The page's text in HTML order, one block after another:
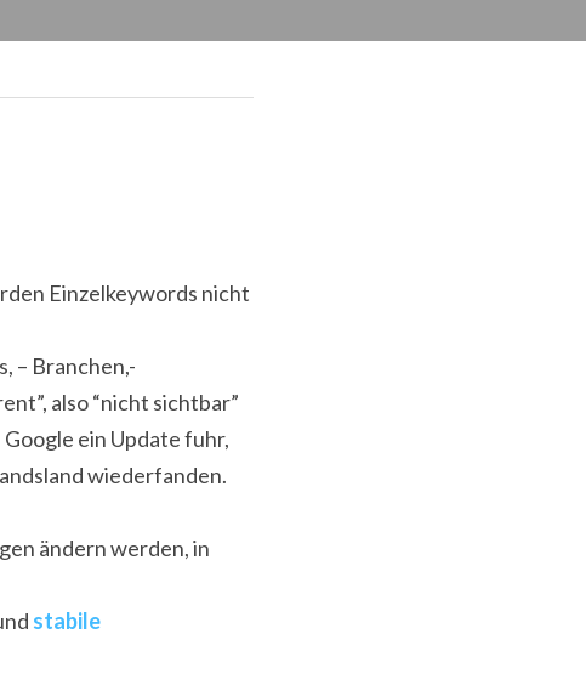
Einzelkeywords nicht
– Branchen,-
also “nicht sichtbar”
ein Update fuhr,
wiederfanden.
ändern werden, in